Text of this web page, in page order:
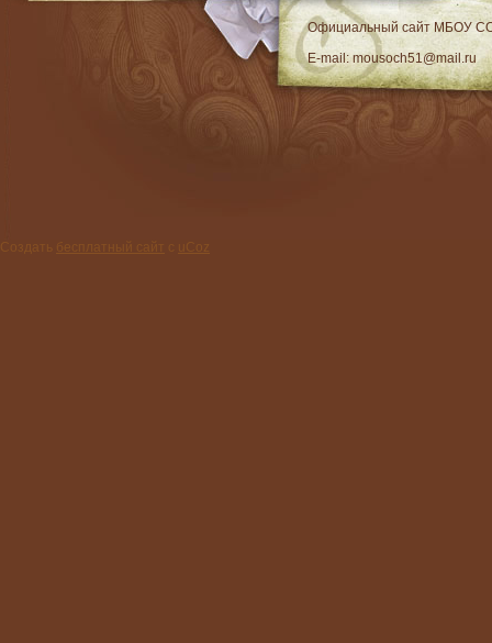
Официальный сайт МБОУ
E-mail: mousoch51@mail.ru
RSS
Создать бесплатный сайт с uCoz